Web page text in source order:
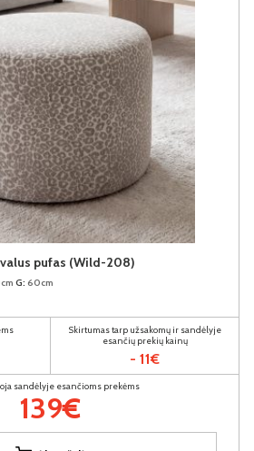
pufas (Wild-208)
G: 60cm
Skirtumas tarp užsakomų ir sandėlyje
esančių prekių kainų
- 11€
sandėlyje esančioms prekėms
139€